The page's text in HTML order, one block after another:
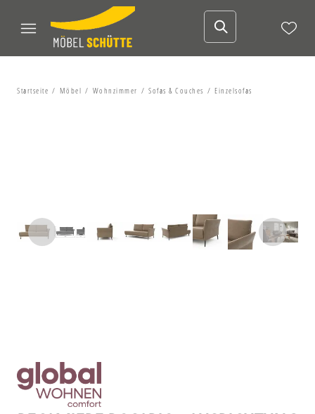
Startseite Möbel Wohnzimmer Sofas & Couches Einzelsofas